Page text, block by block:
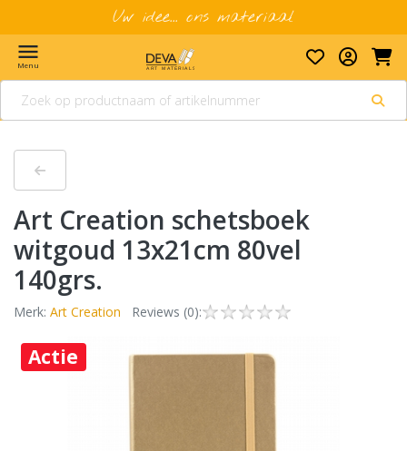
Uw idee... ons materiaal
menu
Menu
Art Creation schetsboek
witgoud 13x21cm 80vel
140grs.
Merk: Art Creation Reviews (0):
Actie